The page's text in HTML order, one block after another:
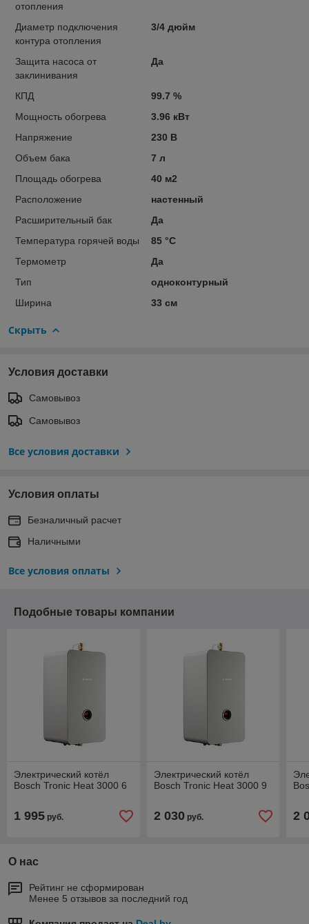
отопления
Диаметр подключения
контура отопления
3/4 дюйм
Защита насоса от
заклинивания
Да
КПД
99.7 %
Мощность обогрева
3.96 кВт
Напряжение
230 В
Объем бака
7 л
Площадь обогрева
40 м2
Расположение
настенный
Расширительный бак
Да
Температура горячей воды
85 °С
Термометр
Да
Тип
одноконтурный
Ширина
33 см
Скрыть
Условия доставки
Самовывоз
Самовывоз
Все условия доставки
Условия оплаты
Безналичный расчет
Наличными
Все условия оплаты
Подобные товары компании
Электрический котёл
Bosch Tronic Heat 3000 6
1 995 руб.
Электрический котёл
Bosch Tronic Heat 3000 9
2 030руб. 2
О нас
Рейтинг не сформирован
Менее 5 отзывов за последний год